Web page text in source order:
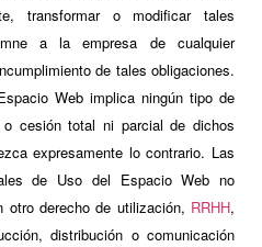
transformar o modificar tales
a la empresa de cualquier
de tales obligaciones.
Web implica ningún tipo de
o cesión total ni parcial de dichos
expresamente lo contrario. Las
de Uso del Espacio Web no
otro derecho de utilización, RRHH,
distribución o comunicación